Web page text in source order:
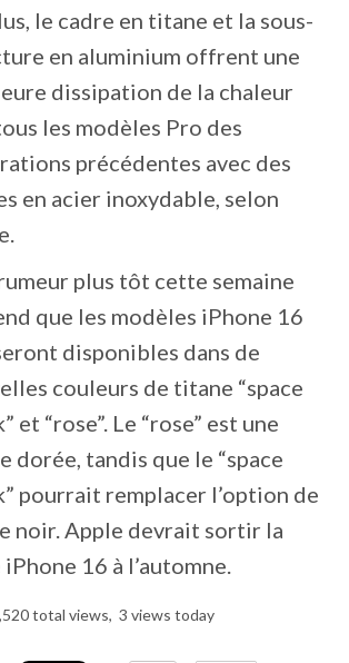
le cadre en titane et la sous-
en aluminium offrent une
dissipation de la chaleur
les modèles Pro des
précédentes avec des
en acier inoxydable, selon
plus tôt cette semaine
que les modèles ‌iPhone 16
disponibles dans de
couleurs de titane “space
et “rose”. Le “rose” est une
dorée, tandis que le “space
pourrait remplacer l’option de
noir. Apple devrait sortir la
16 à l’automne.
total views, 3 views today